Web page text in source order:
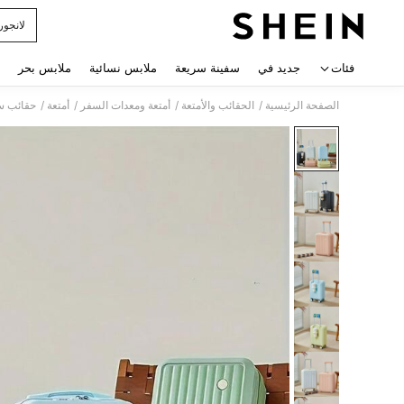
فئات جديد في سفينة سريعة ملابس نسائية ملابس بحر
الصفحة الرئيسية / الحقائب والأمتعة / أمتعة ومعدات السفر / أمتعة / حقائب